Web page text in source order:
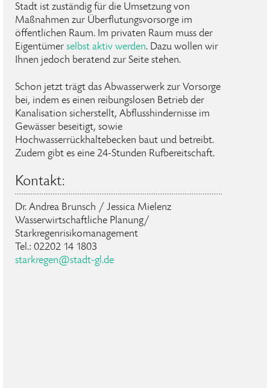
Stadt ist zuständig für die Umsetzung von
Maßnahmen zur Überflutungsvorsorge im
öffentlichen Raum. Im privaten Raum muss der
Eigentümer selbst aktiv werden. Dazu wollen wir
Ihnen jedoch beratend zur Seite stehen.
Schon jetzt trägt das Abwasserwerk zur Vorsorge
bei, indem es einen reibungslosen Betrieb der
Kanalisation sicherstellt, Abflusshindernisse im
Gewässer beseitigt, sowie
Hochwasserrückhaltebecken baut und betreibt.
Zudem gibt es eine 24-Stunden Rufbereitschaft.
Kontakt:
Dr. Andrea Brunsch / Jessica Mielenz
Wasserwirtschaftliche Planung/
Starkregenrisikomanagement
Tel.: 02202 14 1803
starkregen@stadt-gl.de